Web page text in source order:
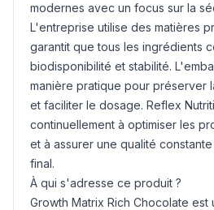
modernes avec un focus sur la
L'entreprise utilise des matières
garantit que tous les ingrédients
biodisponibilité et stabilité.
manière pratique pour préserver
et faciliter le dosage. Reflex
continuellement à optimiser les
et à assurer une qualité
final.
À qui s'adresse ce produit ?
Growth Matrix Rich Chocolate est